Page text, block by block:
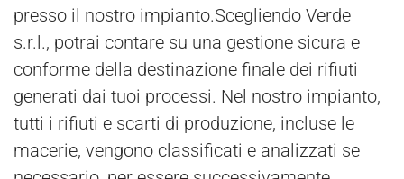
presso il nostro impianto.Scegliendo Verde
s.r.l., potrai contare su una gestione sicura e
conforme della destinazione finale dei rifiuti
generati dai tuoi processi. Nel nostro impianto,
tutti i rifiuti e scarti di produzione, incluse le
macerie, vengono classificati e analizzati se